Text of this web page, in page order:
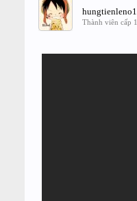
hungtienleno1
Thành viên cấp 1